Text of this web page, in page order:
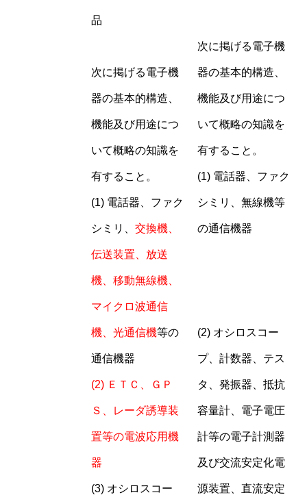
品
次に掲げる電子機
器の基本的構造、
機能及び用途につ
いて概略の知識を
有すること。
(1) 電話器、ファク
シミリ、交換機、
伝送装置、放送
機、移動無線機、
マイクロ波通信
機、光通信機等の
通信機器
(2) ＥＴＣ、ＧＰ
Ｓ、レーダ誘導装
置等の電波応用機
器
(3) オシロスコー
次に掲げる電子機
器の基本的構造、
機能及び用途につ
いて概略の知識を
有すること。
(1) 電話器、ファク
シミリ、無線機等
の通信機器
(2) オシロスコー
プ、計数器、テス
タ、発振器、抵抗
容量計、電子電圧
計等の電子計測器
及び交流安定化電
源装置、直流安定